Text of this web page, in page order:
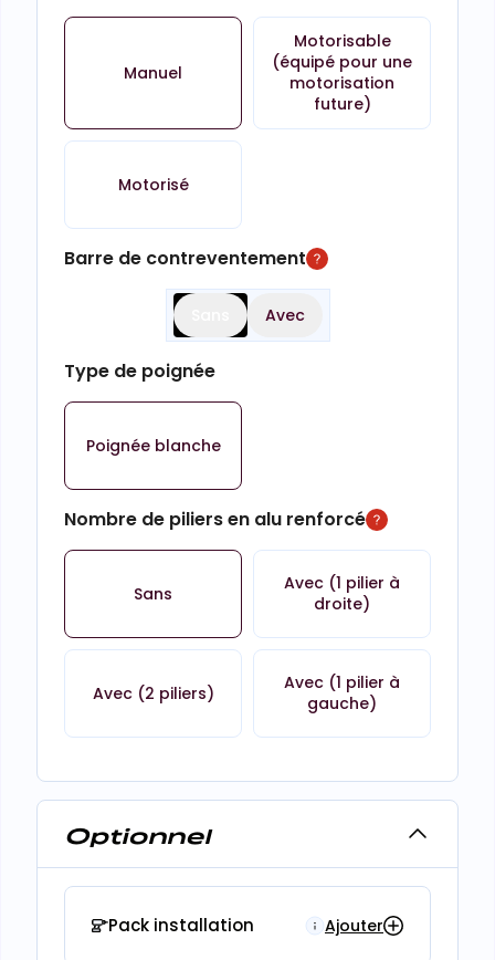
Manuel
Motorisable
(équipé pour une
motorisation
future)
Motorisé
Barre de contreventement
Avec
Type de poignée
Poignée blanche
Nombre de piliers en alu renforcé
Sans
Avec (1 pilier à
droite)
Avec (2 piliers)
Avec (1 pilier à
gauche)
Optionnel
Pack installation Ajouter